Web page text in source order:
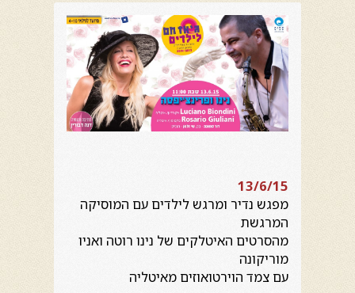
13/6/15
מפגש נדיר ומרגש לילדים עם המוסיקה
המרגשת
מהסרטים האיטלקים של נינו רוטה ואניו
מוריקונה
עם צמד הוירטואוזים מאיטליה